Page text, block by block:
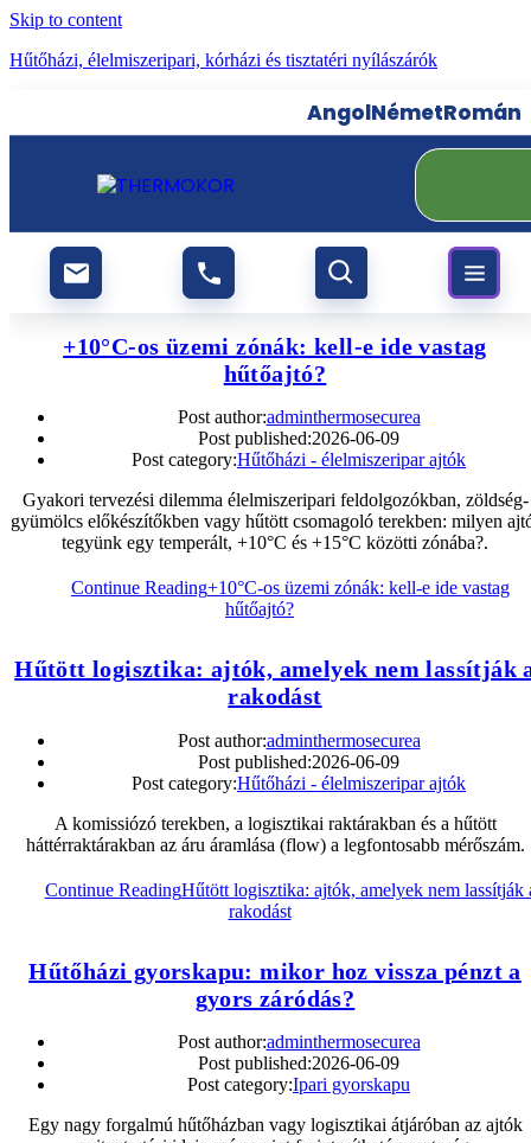
Skip to content
Hűtőházi, élelmiszeripari, kórházi és tisztatéri nyílászárók
AngolNémetRomán
+10°C-os üzemi zónák: kell-e ide vastag
hűtőajtó?
Post author:adminthermosecurea
Post published:2026-06-09
Post category:Hűtőházi - élelmiszeripar ajtók
Gyakori tervezési dilemma élelmiszeripari feldolgozókban, zöldség-
gyümölcs előkészítőkben vagy hűtött csomagoló terekben: milyen
tegyünk egy temperált, +10°C és +15°C közötti zónába?.
Continue Reading+10°C-os üzemi zónák: kell-e ide vastag
hűtőajtó?
Hűtött logisztika: ajtók, amelyek nem lassítják
rakodást
Post author:adminthermosecurea
Post published:2026-06-09
Post category:Hűtőházi - élelmiszeripar ajtók
A komissiózó terekben, a logisztikai raktárakban és a hűtött
háttérraktárakban az áru áramlása (flow) a legfontosabb mérőszám.
Continue ReadingHűtött logisztika: ajtók, amelyek nem lassítják
rakodást
Hűtőházi gyorskapu: mikor hoz vissza pénzt a
gyors záródás?
Post author:adminthermosecurea
Post published:2026-06-09
Post category:Ipari gyorskapu
Egy nagy forgalmú hűtőházban vagy logisztikai átjáróban az ajtók